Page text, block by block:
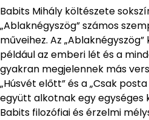
Babits Mihály költészete
„Ablaknégyszög” számos
műveihez. Az
például az emberi lét és a
gyakran megjelennek más
„Húsvét előtt” és a „Csak
együtt alkotnak egy egységes
Babits filozófiai és érzelmi